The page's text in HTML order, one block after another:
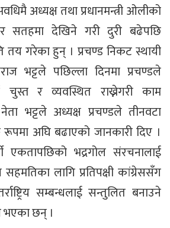
अध्यक्ष तथा प्रधानमन्त्री ओलीको
सतहमा देखिने गरी दुरी बढेपछि
तय गरेका हुन् । प्रचण्ड निकट स्थायी
भट्टले पछिल्ला दिनमा प्रचण्डले
चुस्त र व्यवस्थित राख्नेगरी काम
भट्टले अध्यक्ष प्रचण्डले तीनवटा
अघि बढाएको जानकारी दिए ।
एकतापछिको भद्रगोल संरचनालाई
सहमतिका लागि प्रतिपक्षी कांग्रेससँग
सम्बन्धलाई सन्तुलित बनाउने
भएका छन् ।